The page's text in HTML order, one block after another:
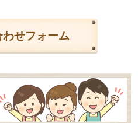
わせフォーム